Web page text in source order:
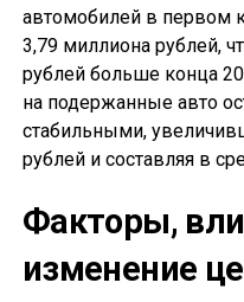
автомобилей в первом
3,79 миллиона рублей,
рублей больше конца
на подержанные авто
стабильными,
рублей и составляя в
Факторы,
изменение